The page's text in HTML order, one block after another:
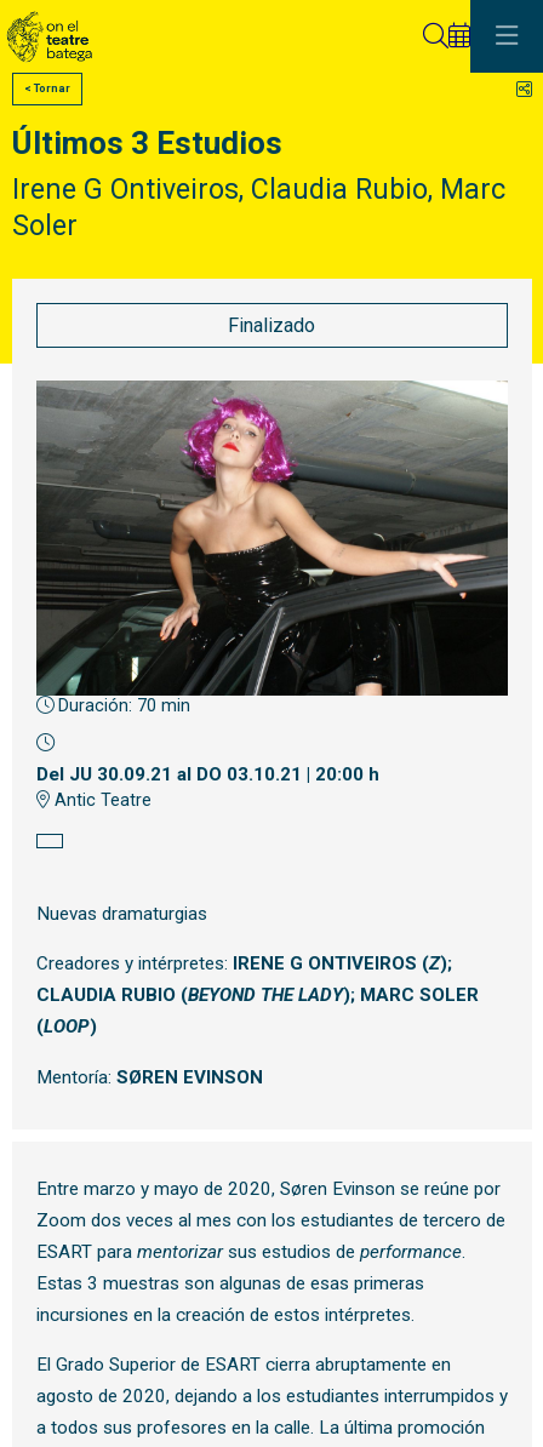
< Tornar
Últimos 3 Estudios
Irene G Ontiveiros, Claudia Rubio, Marc
Soler
Finalizado
Diapositiva 1 de 1
Duración: 70 min
Del JU 30.09.21 al DO 03.10.21 | 20:00 h
Antic Teatre
Nuevas dramaturgias
Creadores y intérpretes: IRENE G ONTIVEIROS (Z);
CLAUDIA RUBIO (BEYOND THE LADY); MARC SOLER
(LOOP)
Mentoría: SØREN EVINSON
Entre marzo y mayo de 2020, Søren Evinson se reúne por
Zoom dos veces al mes con los estudiantes de tercero de
ESART para mentorizarsus estudios de performance.
Estas 3 muestras son algunas de esas primeras
incursiones en la creación de estos intérpretes.
El Grado Superior de ESART cierra abruptamente en
agosto de 2020, dejando a los estudiantes interrumpidos y
a todos sus profesores en la calle. La última promoción